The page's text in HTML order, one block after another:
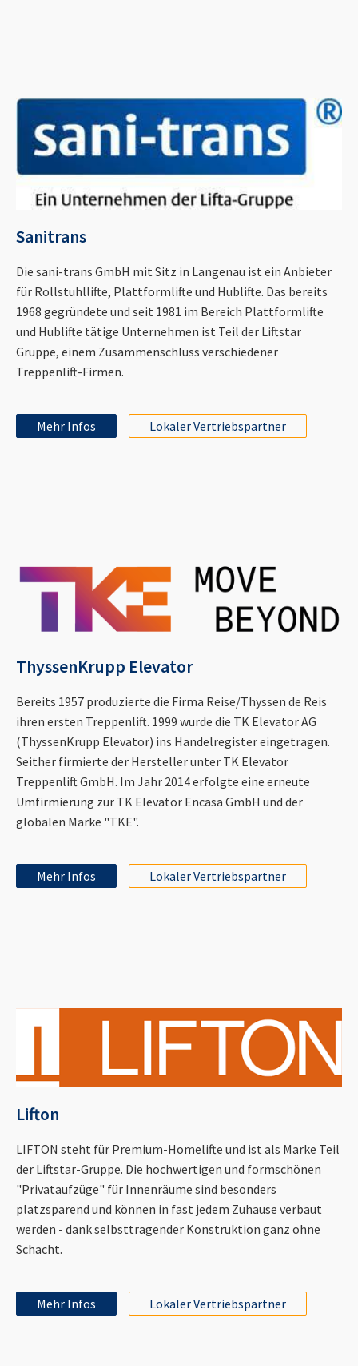
Sanitrans
Die sani-trans GmbH mit Sitz in Langenau ist ein Anbieter
für Rollstuhllifte, Plattformlifte und Hublifte. Das bereits
1968 gegründete und seit 1981 im Bereich Plattformlifte
und Hublifte tätige Unternehmen ist Teil der Liftstar
Gruppe, einem Zusammenschluss verschiedener
Treppenlift-Firmen.
Mehr Infos Lokaler Vertriebspartner
ThyssenKrupp Elevator
Bereits 1957 produzierte die Firma Reise/Thyssen de Reis
ihren ersten Treppenlift. 1999 wurde die TK Elevator AG
(ThyssenKrupp Elevator) ins Handelregister eingetragen.
Seither firmierte der Hersteller unter TK Elevator
Treppenlift GmbH. Im Jahr 2014 erfolgte eine erneute
Umfirmierung zur TK Elevator Encasa GmbH und der
globalen Marke "TKE".
Mehr Infos Lokaler Vertriebspartner
Lifton
LIFTON steht für Premium-Homelifte und ist als Marke Teil
der Liftstar-Gruppe. Die hochwertigen und formschönen
"Privataufzüge" für Innenräume sind besonders
platzsparend und können in fast jedem Zuhause verbaut
werden - dank selbsttragender Konstruktion ganz ohne
Schacht.
Mehr Infos Lokaler Vertriebspartner